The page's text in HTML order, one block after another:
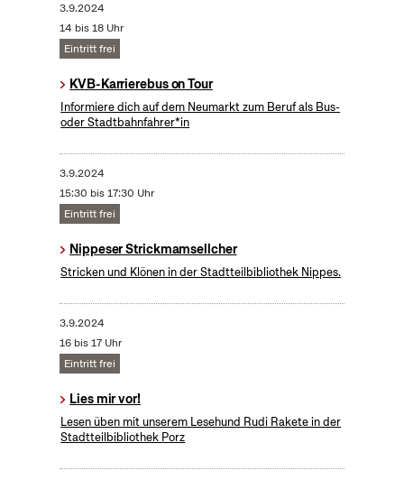
3.9.2024
14 bis 18 Uhr
Eintritt frei
KVB-Karrierebus on Tour
Informiere dich auf dem Neumarkt zum Beruf als Bus-
oder Stadtbahnfahrer*in
3.9.2024
15:30 bis 17:30 Uhr
Eintritt frei
Nippeser Strickmamsellcher
Stricken und Klönen in der Stadtteilbibliothek Nippes.
3.9.2024
16 bis 17 Uhr
Eintritt frei
Lies mir vor!
Lesen üben mit unserem Lesehund Rudi Rakete in der
Stadtteilbibliothek Porz